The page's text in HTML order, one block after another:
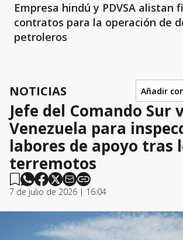
Empresa hindú y PDVSA alistan firma de
contratos para la operación de
petroleros
NOTICIAS Añadir
Jefe del Comando Sur
Venezuela para
labores de apoyo tras
terremotos
7 de julio de 2026 | 16:04